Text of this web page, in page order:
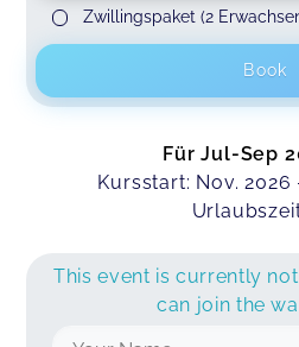
Zwillingspaket (2
Book
Für Jul-Sep
Kursstart: Nov.
This event is currently
can join the